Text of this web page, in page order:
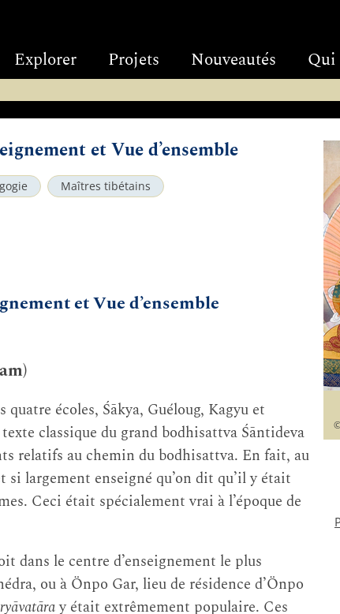
Explorer Projets Nouveautés Qui
et Vue d’ensemble
Maîtres tibétains
et Vue d’ensemble
écoles, Śākya, Guéloug, Kagyu et
classique du grand bodhisattva Śāntideva
relatifs au chemin du bodhisattva. En fait, au
largement enseigné qu’on dit qu’il y était
Ceci était spécialement vrai à l’époque de
dans le centre d’enseignement le plus
ou à Önpo Gar, lieu de résidence d’Önpo
y était extrêmement populaire. Ces